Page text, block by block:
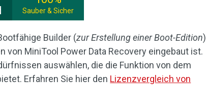
Sauber & Sicher
Builder (zur Erstellung einer Boot-Edition)
von MiniTool Power Data Recovery eingebaut ist.
auswählen, die die Funktion von dem
Erfahren Sie hier den Lizenzvergleich von